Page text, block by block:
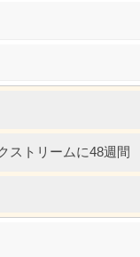
ストリームに48週間